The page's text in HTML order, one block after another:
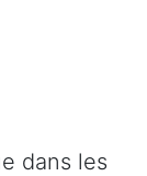
dans les